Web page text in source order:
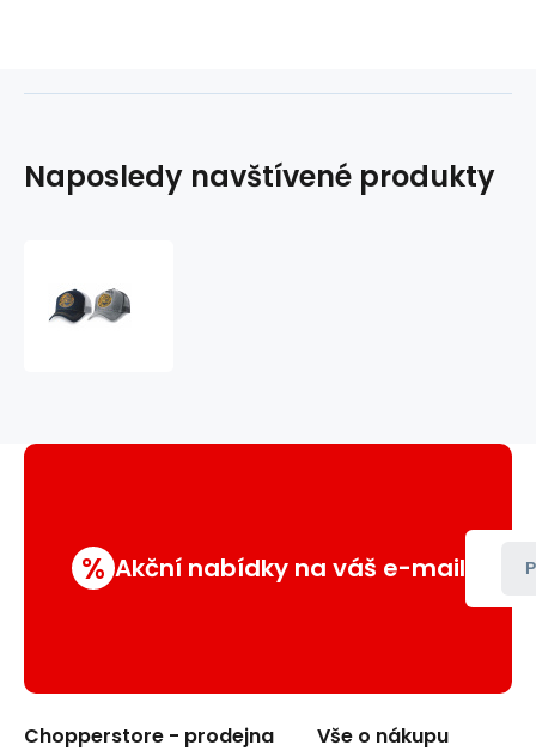
Naposledy navštívené produkty
% Akční nabídky na váš e-mail
Chopperstore - prodejna Vše o nákupu